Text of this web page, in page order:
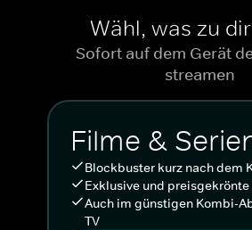
Wähl, was zu
Sofort auf dem Gerät
streamen
Filme &
Blockbuster kurz nach dem
Exklusive und preisgekrönte
Auch im günstigen Kombi-
TV